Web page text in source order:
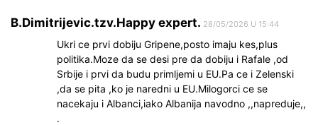
B.Dimitrijevic.tzv.Happy expert. 28/05/2026 U 15:44
Ukri ce prvi dobiju Gripene,posto imaju kes,plus
politika.Moze da se desi pre da dobiju i Rafale ,od
Srbije i prvi da budu primljemi u EU.Pa ce i Zelenski
,da se pita ,ko je naredni u EU.Milogorci ce se
nacekaju i Albanci,iako Albanija navodno ,,napreduje,,
.